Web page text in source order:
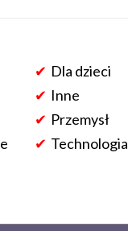
Dla dzieci
Inne
Przemysł
Technologia